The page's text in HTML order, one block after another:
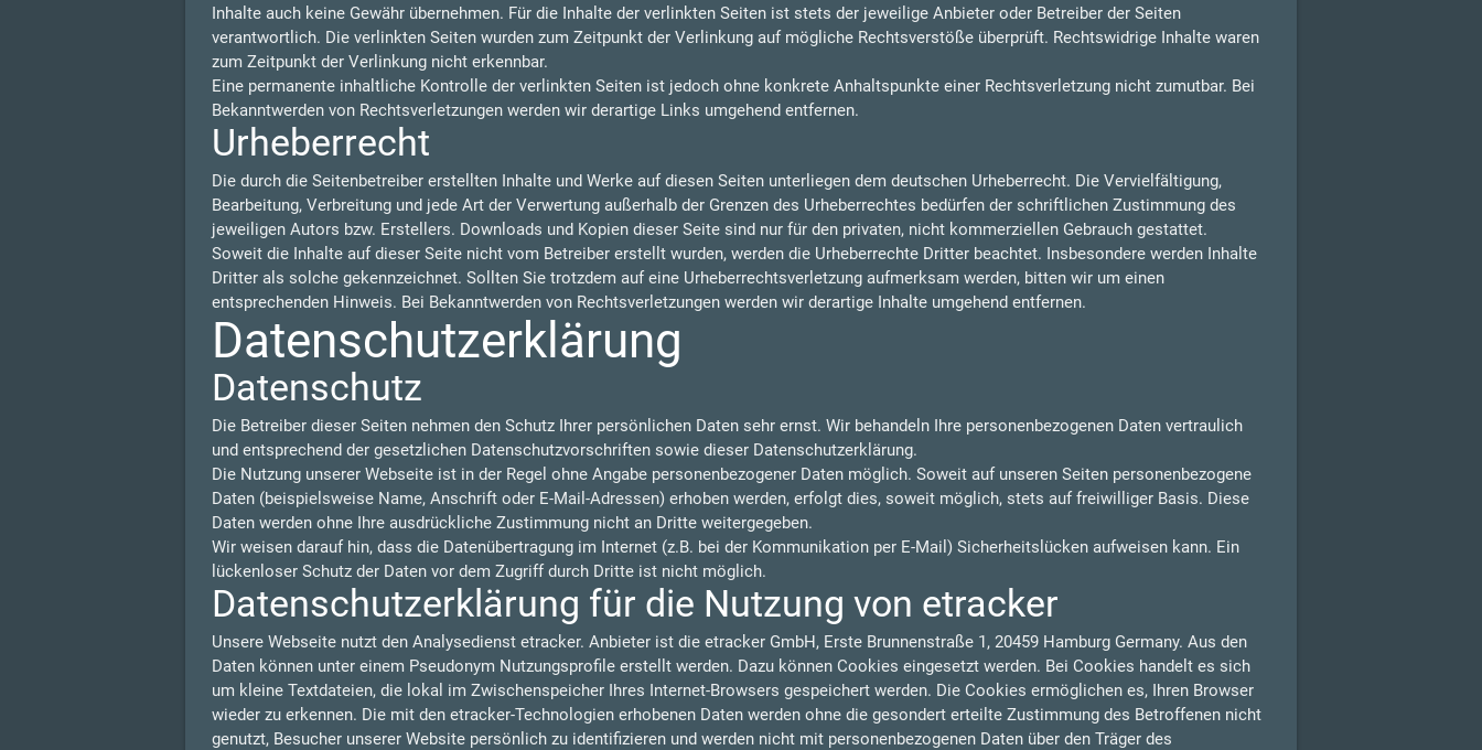
Inhalte auch keine Gewähr übernehmen. Für die Inhalte der verlinkten Seiten ist stets der jeweilige Anbieter oder Betreiber der Seiten
verantwortlich. Die verlinkten Seiten wurden zum Zeitpunkt der Verlinkung auf mögliche Rechtsverstöße überprüft. Rechtswidrige Inhalte waren
zum Zeitpunkt der Verlinkung nicht erkennbar.
Eine permanente inhaltliche Kontrolle der verlinkten Seiten ist jedoch ohne konkrete Anhaltspunkte einer Rechtsverletzung nicht zumutbar. Bei
Bekanntwerden von Rechtsverletzungen werden wir derartige Links umgehend entfernen.
Urheberrecht
Die durch die Seitenbetreiber erstellten Inhalte und Werke auf diesen Seiten unterliegen dem deutschen Urheberrecht. Die Vervielfältigung,
Bearbeitung, Verbreitung und jede Art der Verwertung außerhalb der Grenzen des Urheberrechtes bedürfen der schriftlichen Zustimmung des
jeweiligen Autors bzw. Erstellers. Downloads und Kopien dieser Seite sind nur für den privaten, nicht kommerziellen Gebrauch gestattet.
Soweit die Inhalte auf dieser Seite nicht vom Betreiber erstellt wurden, werden die Urheberrechte Dritter beachtet. Insbesondere werden Inhalte
Dritter als solche gekennzeichnet. Sollten Sie trotzdem auf eine Urheberrechtsverletzung aufmerksam werden, bitten wir um einen
entsprechenden Hinweis. Bei Bekanntwerden von Rechtsverletzungen werden wir derartige Inhalte umgehend entfernen.
Datenschutzerklärung
Datenschutz
Die Betreiber dieser Seiten nehmen den Schutz Ihrer persönlichen Daten sehr ernst. Wir behandeln Ihre personenbezogenen Daten vertraulich
und entsprechend der gesetzlichen Datenschutzvorschriften sowie dieser Datenschutzerklärung.
Die Nutzung unserer Webseite ist in der Regel ohne Angabe personenbezogener Daten möglich. Soweit auf unseren Seiten personenbezogene
Daten (beispielsweise Name, Anschrift oder E-Mail-Adressen) erhoben werden, erfolgt dies, soweit möglich, stets auf freiwilliger Basis. Diese
Daten werden ohne Ihre ausdrückliche Zustimmung nicht an Dritte weitergegeben.
Wir weisen darauf hin, dass die Datenübertragung im Internet (z.B. bei der Kommunikation per E-Mail) Sicherheitslücken aufweisen kann. Ein
lückenloser Schutz der Daten vor dem Zugriff durch Dritte ist nicht möglich.
Datenschutzerklärung für die Nutzung von etracker
Unsere Webseite nutzt den Analysedienst etracker. Anbieter ist die etracker GmbH, Erste Brunnenstraße 1, 20459 Hamburg Germany. Aus den
Daten können unter einem Pseudonym Nutzungsprofile erstellt werden. Dazu können Cookies eingesetzt werden. Bei Cookies handelt es sich
um kleine Textdateien, die lokal im Zwischenspeicher Ihres Internet-Browsers gespeichert werden. Die Cookies ermöglichen es, Ihren Browser
wieder zu erkennen. Die mit den etracker-Technologien erhobenen Daten werden ohne die gesondert erteilte Zustimmung des Betroffenen nicht
genutzt, Besucher unserer Website persönlich zu identifizieren und werden nicht mit personenbezogenen Daten über den Träger des